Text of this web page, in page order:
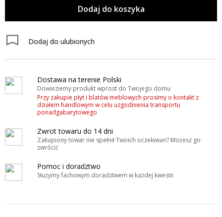
Dodaj do koszyka
Dodaj do ulubionych
Dostawa na terenie Polski
Dowieziemy produkt wprost do Twojego domu
Przy zakupie płyt i blatów meblowych prosimy o kontakt z
działem handlowym w celu uzgodnienia transportu
ponadgabarytowego
Zwrot towaru do 14 dni
Zakupiony towar nie spełnił Twoich oczekiwań? Możesz go
zwrócić
Pomoc i doradztwo
Służymy fachowym doradztwem w każdej kwestii